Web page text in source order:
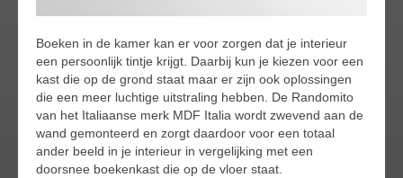
Boeken in de kamer kan er voor zorgen dat je interieur
een persoonlijk tintje krijgt. Daarbij kun je kiezen voor een
kast die op de grond staat maar er zijn ook oplossingen
die een meer luchtige uitstraling hebben. De Randomito
van het Italiaanse merk MDF Italia wordt zwevend aan de
wand gemonteerd en zorgt daardoor voor een totaal
ander beeld in je interieur in vergelijking met een
doorsnee boekenkast die op de vloer staat.